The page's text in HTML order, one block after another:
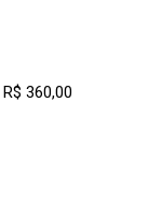
360,00